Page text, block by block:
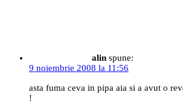
alin spune:
9 noiembrie 2008 la 11:56
asta fuma ceva in pipa aia si a avut o
!